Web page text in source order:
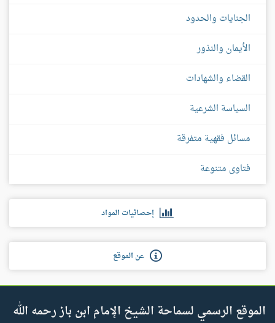
الجنايات والحدود
الأيمان والنذور
القضاء والشهادات
السياسة الشرعية
مسائل فقهية متفرقة
فتاوى متنوعة
إحصائيات المواد
عن الموقع
الموقع الرسمي لسماحة الشيخ الإمام ابن باز رحمه الله